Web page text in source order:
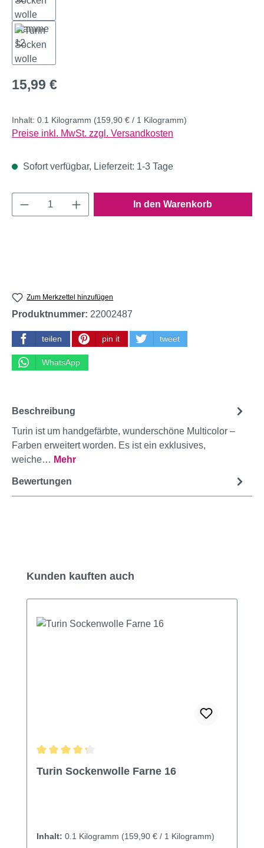
Regulärer Preis:
15,99 €
Inhalt: 0.1 Kilogramm (159,90 € / 1 Kilogramm)
Preise inkl. MwSt. zzgl. Versandkosten
Sofort verfügbar, Lieferzeit: 1-3 Tage
Produkt Anzahl: Gib den gewünschten
In den Warenkorb
Zum Merkzettel hinzufügen
Produktnummer: 22002487
teilen pin it tweet
WhatsApp
Beschreibung
Turin ist um handgefärbte, wunderschöne Multicolor –
Farben erweitert worden. Es ist ein exklusives,
weiche… Mehr
Bewertungen
Produktgalerie überspringen
Kunden kauften auch
Turin Sockenwolle Farne 16
Inhalt: 0.1 Kilogramm (159,90 € / 1 Kilogramm)